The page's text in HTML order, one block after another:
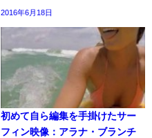
2016年6月18日
初めて自ら編集を手掛けたサー
フィン映像：アラナ・ブランチ